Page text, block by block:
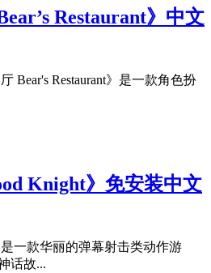
Restaurant》中文
Bear's Restaurant》是一款角色扮
Knight》免安装中文
一款华丽的弹幕射击类动作游
话故...